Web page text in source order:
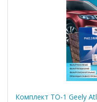
Комплект ТО-1 Geely